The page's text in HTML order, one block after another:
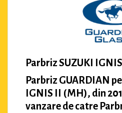
Parbriz SUZUKI
Parbriz GUARDIAN
IGNIS II (MH), din
vanzare de catre